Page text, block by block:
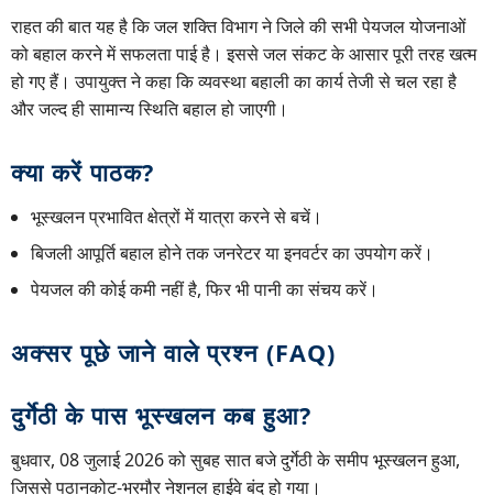
राहत की बात यह है कि जल शक्ति विभाग ने जिले की सभी पेयजल योजनाओं
को बहाल करने में सफलता पाई है। इससे जल संकट के आसार पूरी तरह खत्म
हो गए हैं। उपायुक्त ने कहा कि व्यवस्था बहाली का कार्य तेजी से चल रहा है
और जल्द ही सामान्य स्थिति बहाल हो जाएगी।
क्या करें पाठक?
भूस्खलन प्रभावित क्षेत्रों में यात्रा करने से बचें।
बिजली आपूर्ति बहाल होने तक जनरेटर या इनवर्टर का उपयोग करें।
पेयजल की कोई कमी नहीं है, फिर भी पानी का संचय करें।
अक्सर पूछे जाने वाले प्रश्न (FAQ)
दुर्गेठी के पास भूस्खलन कब हुआ?
बुधवार, 08 जुलाई 2026 को सुबह सात बजे दुर्गेठी के समीप भूस्खलन हुआ,
जिससे पठानकोट-भरमौर नेशनल हाईवे बंद हो गया।